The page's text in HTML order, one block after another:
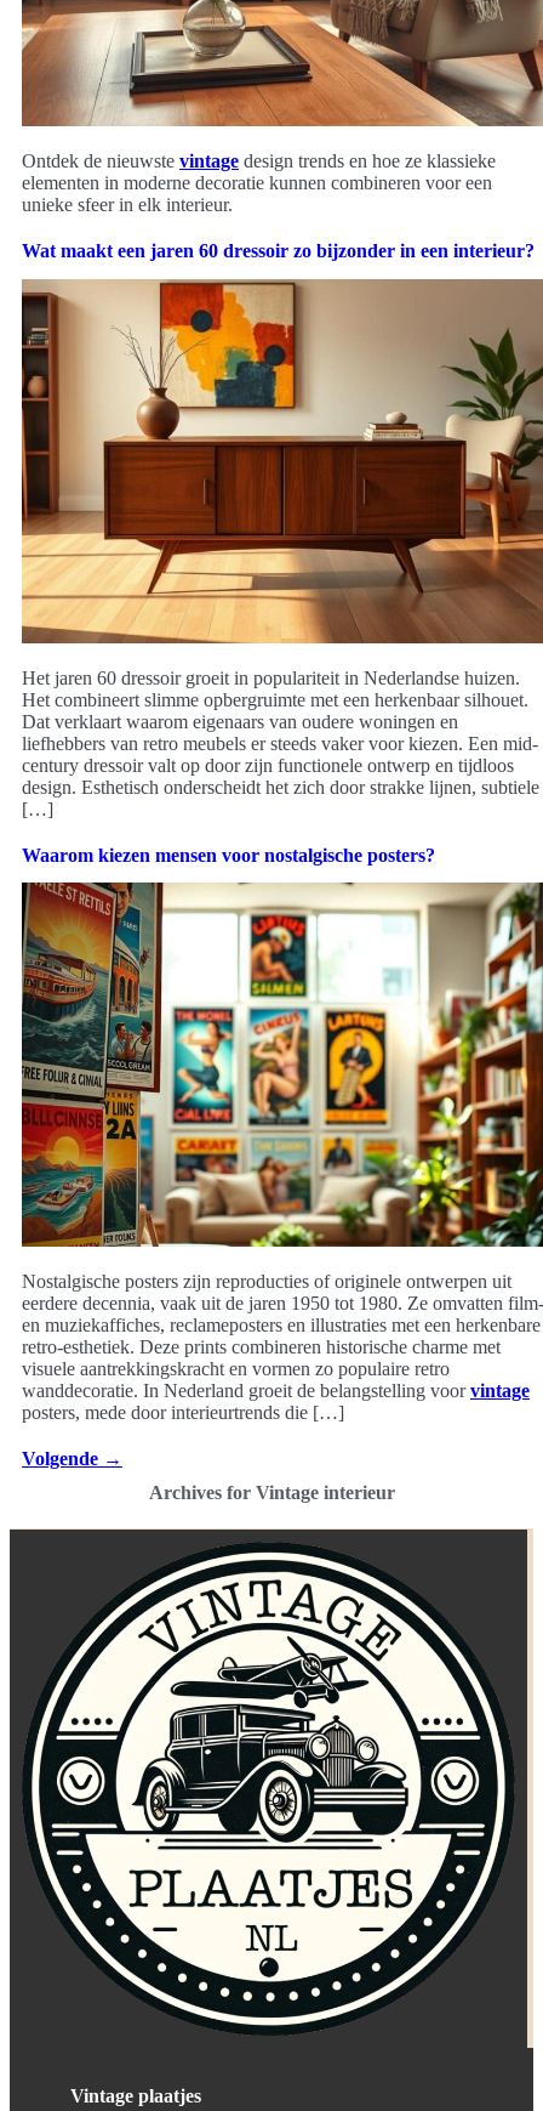
Ontdek de nieuwste vintage design trends en hoe ze klassieke
elementen in moderne decoratie kunnen combineren voor een
unieke sfeer in elk interieur.
Wat maakt een jaren 60 dressoir zo bijzonder in een interieur?
Het jaren 60 dressoir groeit in populariteit in Nederlandse huizen.
Het combineert slimme opbergruimte met een herkenbaar silhouet.
Dat verklaart waarom eigenaars van oudere woningen en
liefhebbers van retro meubels er steeds vaker voor kiezen. Een mid-
century dressoir valt op door zijn functionele ontwerp en tijdloos
design. Esthetisch onderscheidt het zich door strakke lijnen, subtiele
[…]
Waarom kiezen mensen voor nostalgische posters?
Nostalgische posters zijn reproducties of originele ontwerpen uit
eerdere decennia, vaak uit de jaren 1950 tot 1980. Ze omvatten film-
en muziekaffiches, reclameposters en illustraties met een herkenbare
retro-esthetiek. Deze prints combineren historische charme met
visuele aantrekkingskracht en vormen zo populaire retro
wanddecoratie. In Nederland groeit de belangstelling voorvintage
posters, mede door interieurtrends die […]
Volgende →
Archives for Vintage interieur
Vintage plaatjes